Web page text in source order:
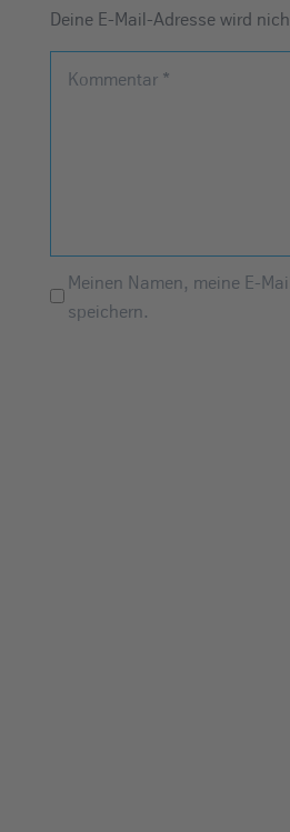
Deine E-Mail-Adresse wird
Kommentar *
Meinen Namen, meine E-
speichern.